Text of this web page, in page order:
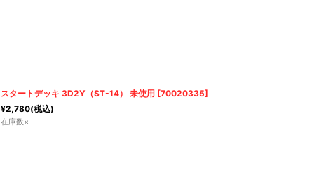
スタートデッキ 3D2Y（ST-14） 未使用 [70020335]
¥2,780(税込)
在庫数×